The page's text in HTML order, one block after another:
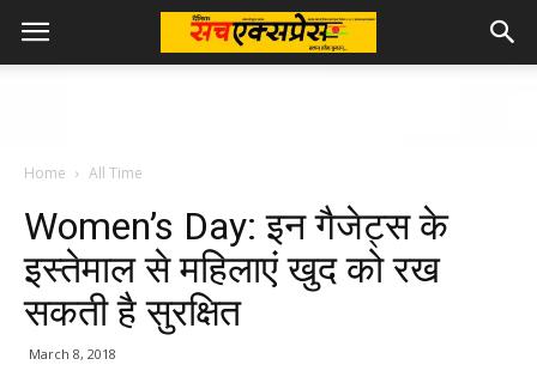
Home All Time
Women’s Day: इन गैजेट्स के
इस्तेमाल से महिलाएं खुद को रख
सकती है सुरक्षित
March 8, 2018